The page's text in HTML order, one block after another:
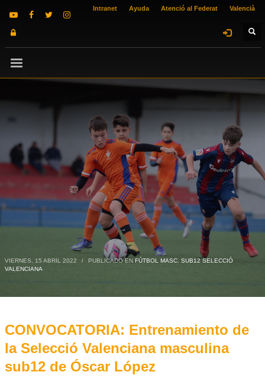
Intranet Ayuda Atenció al Federat Valencià
VIERNES, 15 ABRIL 2022 / PUBLICADO EN FÚTBOL MASC. SUB12 SELECCIÓ
VALENCIANA
CONVOCATORIA: Entrenamiento de
la Selecció Valenciana masculina
sub12 de Óscar López